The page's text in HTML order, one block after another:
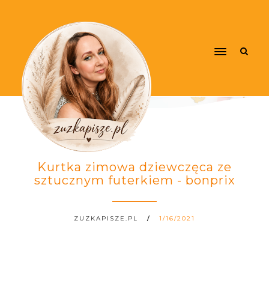
Kurtka zimowa dziewczęca ze
sztucznym futerkiem - bonprix
ZUZKAPISZE.PL 1/16/2021